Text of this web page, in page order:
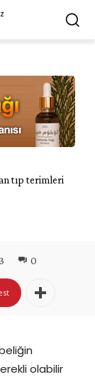
tıp terimleri
0
olabilir